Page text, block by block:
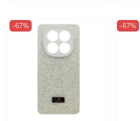
-67% -67%